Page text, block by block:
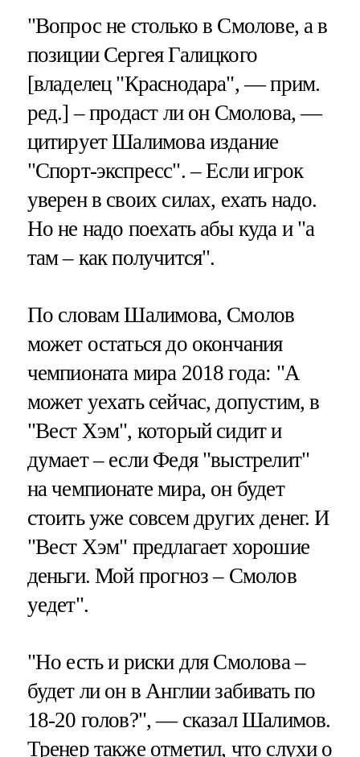
"Вопрос не столько в Смолове, а в
позиции Сергея Галицкого
[владелец "Краснодара", — прим.
ред.] – продаст ли он Смолова, —
цитирует Шалимова издание
"Спорт-экспресс". – Если игрок
уверен в своих силах, ехать надо.
Но не надо поехать абы куда и "а
там – как получится".
По словам Шалимова, Смолов
может остаться до окончания
чемпионата мира 2018 года: "А
может уехать сейчас, допустим, в
"Вест Хэм", который сидит и
думает – если Федя "выстрелит"
на чемпионате мира, он будет
стоить уже совсем других денег. И
"Вест Хэм" предлагает хорошие
деньги. Мой прогноз – Смолов
уедет".
"Но есть и риски для Смолова –
будет ли он в Англии забивать по
18-20 голов?", — сказал Шалимов.
Тренер также отметил, что слухи о